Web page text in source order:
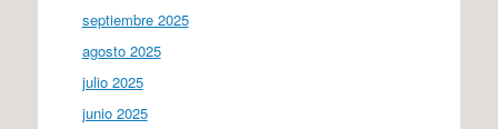
septiembre 2025
agosto 2025
julio 2025
junio 2025